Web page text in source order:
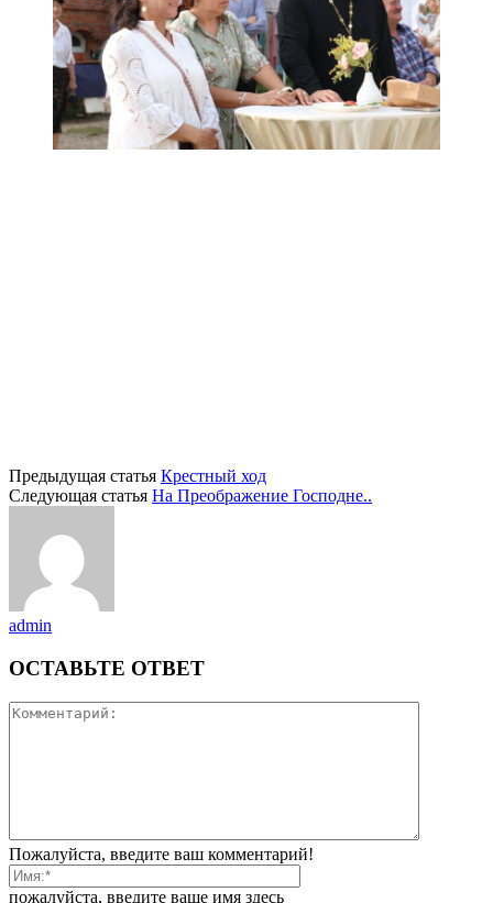
Предыдущая статья Крестный ход
Следующая статья На Преображение Господне..
admin
ОСТАВЬТЕ ОТВЕТ
Пожалуйста, введите ваш комментарий!
пожалуйста, введите ваше имя здесь